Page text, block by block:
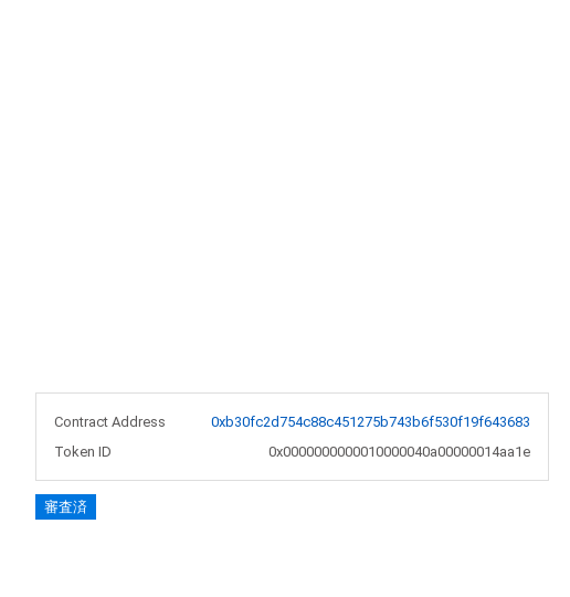
Contract Address
0xb30fc2d754c88c451275b743b6f530f19f643683
Token ID
0x0000000000010000040a00000014aa1e
審査済